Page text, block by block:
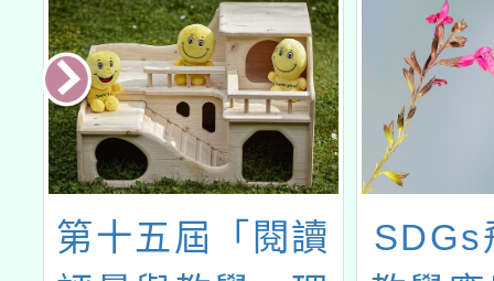
第十五屆「閱讀
SDGs